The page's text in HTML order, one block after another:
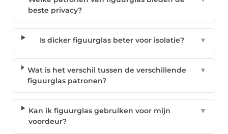
beste privacy?
Is dicker figuurglas beter voor isolatie? ▼
Wat is het verschil tussen de verschillende
figuurglas patronen?
▼
Kan ik figuurglas gebruiken voor mijn
voordeur?
▼